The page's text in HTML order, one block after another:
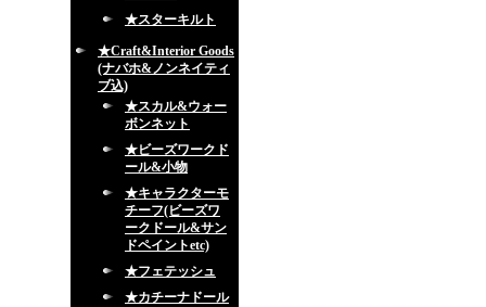
★スターキルト
★Craft&Interior Goods
(ナバホ&ノンネイティ
ブ込)
★スカル&ウォー
ボンネット
★ビーズワークド
ール&小物
★キャラクターモ
チーフ(ビーズワ
ークドール&サン
ドペイントetc)
★フェテッシュ
★カチーナドール